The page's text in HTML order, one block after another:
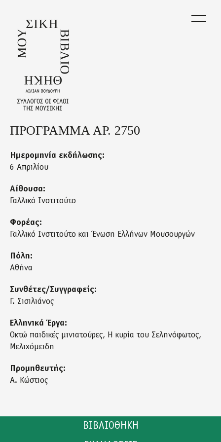
main
content
ΒΙΒΛΙΟΘΗΚΗ
Back
top
ΠΡΟΓΡΑΜΜΑ ΑΡ. 2750
Ημερομηνία εκδήλωσης:
6 Απριλίου
Αίθουσα:
Γαλλικό Ινστιτούτο
Φορέας:
Γαλλικό Ινστιτούτο και Ένωση Ελλήνων Μουσουργών
Πόλη:
Αθήνα
Συνθέτες/Συγγραφείς:
Γ. Σισιλιάνος
Ελληνικά Έργα:
Οκτώ παιδικές μινιατούρες, Η κυρία του Σεληνόφωτος,
Μελιχόμειδη
Προμηθευτής:
Α. Κώστιος